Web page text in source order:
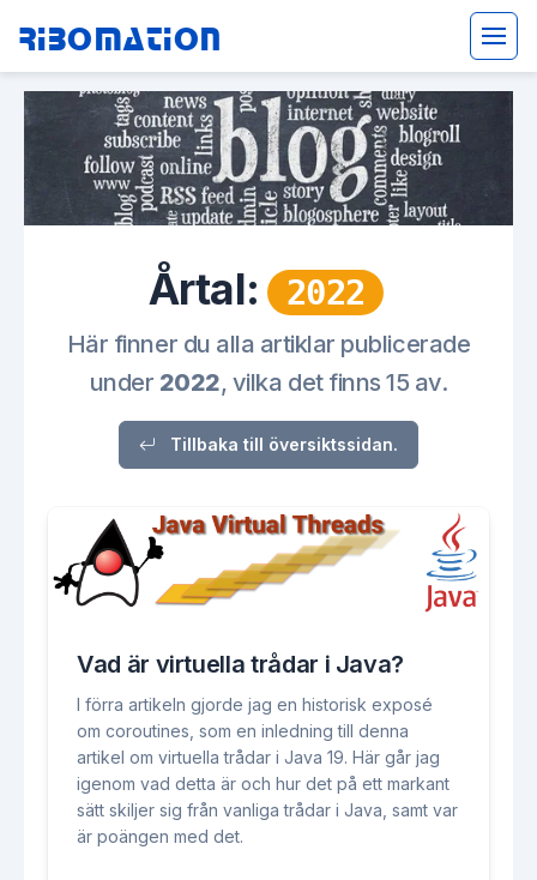
Ribomation
Årtal: 2022
Här finner du alla artiklar publicerade
under 2022, vilka det finns 15 av.
Tillbaka till översiktssidan.
Vad är virtuella trådar i Java?
I förra artikeln gjorde jag en historisk exposé
om coroutines, som en inledning till denna
artikel om virtuella trådar i Java 19. Här går jag
igenom vad detta är och hur det på ett markant
sätt skiljer sig från vanliga trådar i Java, samt var
är poängen med det.